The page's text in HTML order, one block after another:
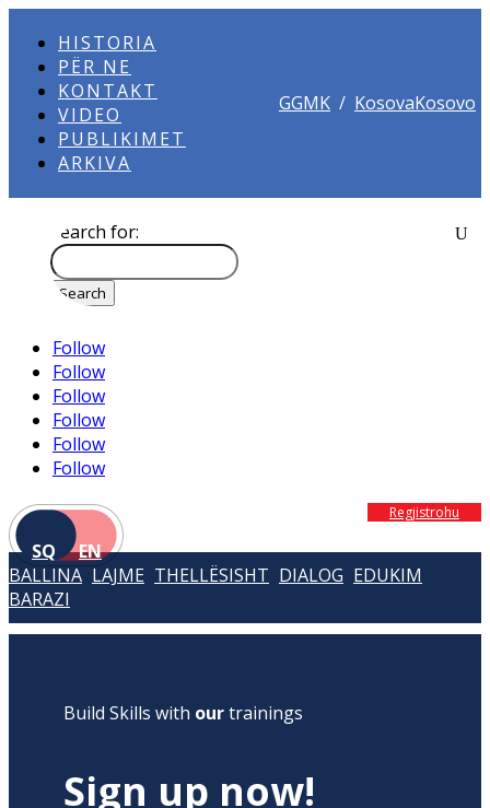
HISTORIA
PËR NE
KONTAKT
VIDEO
PUBLIKIMET
ARKIVA
GGMK / KosovaKosovo
Search for:
Follow
Follow
Follow
Follow
Follow
Follow
SQ EN
Regjistrohu
BALLINA LAJME THELLËSISHT DIALOG EDUKIM
BARAZI
Build Skills with ourtrainings
Sign up now!